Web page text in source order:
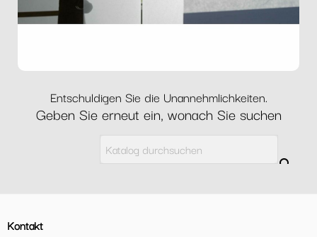
Entschuldigen Sie die Unannehmlichkeiten.
Geben Sie erneut ein, wonach Sie suchen

Kontakt